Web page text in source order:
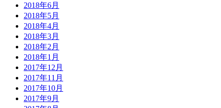
2018年6月
2018年5月
2018年4月
2018年3月
2018年2月
2018年1月
2017年12月
2017年11月
2017年10月
2017年9月